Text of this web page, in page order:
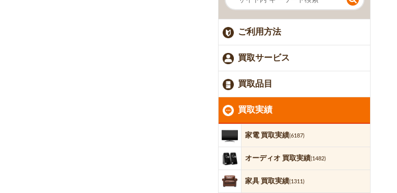
ご利用方法
買取サービス
買取品目
買取実績
家電 買取実績(6187)
オーディオ 買取実績(1482)
家具 買取実績(1311)